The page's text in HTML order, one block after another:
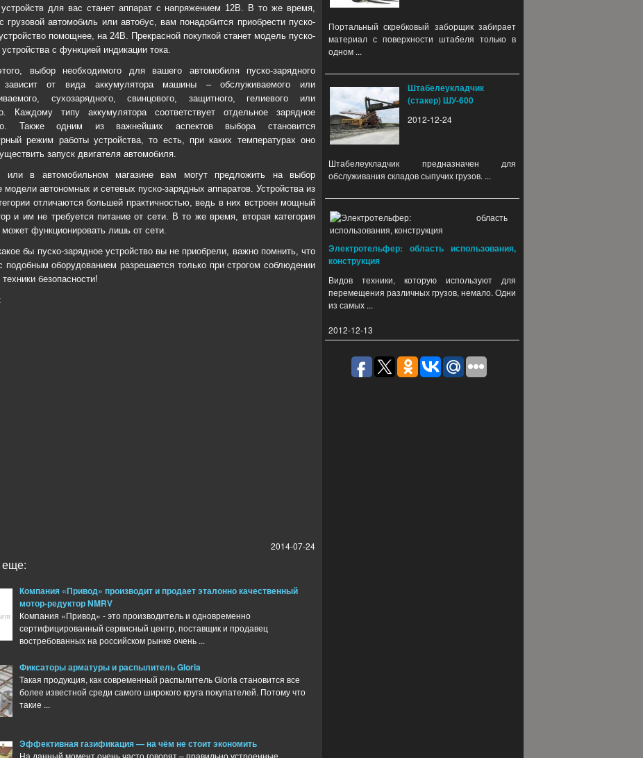
для вас станет аппарат с напряжением 12В. В то же время,
грузовой автомобиль или автобус, вам понадобится приобрести пуско-
помощнее, на 24В. Прекрасной покупкой станет модель пуско-
устройства с функцией индикации тока.
выбор необходимого для вашего автомобиля пуско-зарядного
зависит от вида аккумулятора машины – обслуживаемого или
сухозарядного, свинцового, защитного, гелиевого или
Каждому типу аккумулятора соответствует отдельное зарядное
Также одним из важнейших аспектов выбора становится
режим работы устройства, то есть, при каких температурах оно
запуск двигателя автомобиля.
или в автомобильном магазине вам могут предложить на выбор
модели автономных и сетевых пуско-зарядных аппаратов. Устройства из
отличаются большей практичностью, ведь в них встроен мощный
и им не требуется питание от сети. В то же время, вторая категория
может функционировать лишь от сети.
бы пуско-зарядное устройство вы не приобрели, важно помнить, что
подобным оборудованием разрешается только при строгом соблюдении
безопасности!
2014-07-24
еще:
Компания «Привод» производит и продает эталонно качественный
мотор-редуктор NMRV
Компания «Привод» - это производитель и одновременно
сертифицированный сервисный центр, поставщик и продавец
востребованных на российском рынке очень ...
Фиксаторы арматуры и распылитель Gloria
Такая продукция, как современный распылитель Gloria становится все
более известной среди самого широкого круга покупателей. Потому что
такие ...
Эффективная газификация — на чём не стоит экономить
На данный момент очень часто говорят – правильно устроенные
Портальный скребковый заборщик забирает
материал с поверхности штабеля только в
одном ...
Штабелеукладчик
(стакер) ШУ-600
Штабелеукладчик предназначен для
обслуживания складов сыпучих грузов. ...
2012-12-24
Электротельфер: область использования,
конструкция
Видов техники, которую используют для
перемещения различных грузов, немало. Одни
из самых ...
2012-12-13